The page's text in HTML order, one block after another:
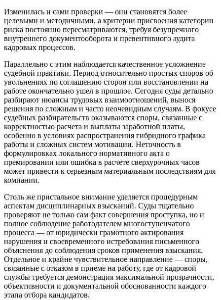
Изменилась и сами проверки — они становятся более
целевыми и методичными, а критерии присвоения категории
риска постоянно пересматриваются, требуя безупречного
внутреннего документооборота и превентивного аудита
кадровых процессов.
Параллельно с этим наблюдается качественное усложнение
судебной практики. Период относительно простых споров об
увольнениях по соглашению сторон или восстановлении на
работе окончательно ушел в прошлое. Сегодня суды детально
разбирают нюансы трудовых взаимоотношений, вынося
решения по сложным и часто неочевидным случаям. В фокусе
судебных разбирательств оказываются споры, связанные с
корректностью расчета и выплаты заработной платы,
особенно в условиях распространения гибридного графика
работы и сложных систем мотивации. Неточность в
формулировках локального нормативного акта о
премировании или ошибка в расчете сверхурочных часов
может привести к серьезным материальным последствиям для
компании.
Столь же пристальное внимание уделяется процедурным
аспектам дисциплинарных взысканий. Суды тщательно
проверяют не только сам факт совершения проступка, но и
полное соблюдение работодателем многоступенчатого
процесса — от юридически грамотного актирования
нарушения и своевременного истребования письменного
объяснения до соблюдения сроков применения взыскания.
Отдельное и крайне чувствительное направление — споры,
связанные с отказом в приеме на работу, где от кадровой
службы требуется демонстрация максимальной прозрачности,
объективности и документальной обоснованности каждого
этапа отбора кандидатов.